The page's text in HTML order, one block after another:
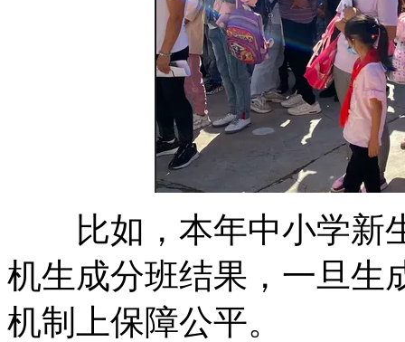
比如，本年中小学新生
机生成分班结果，一旦生
机制上保障公平。